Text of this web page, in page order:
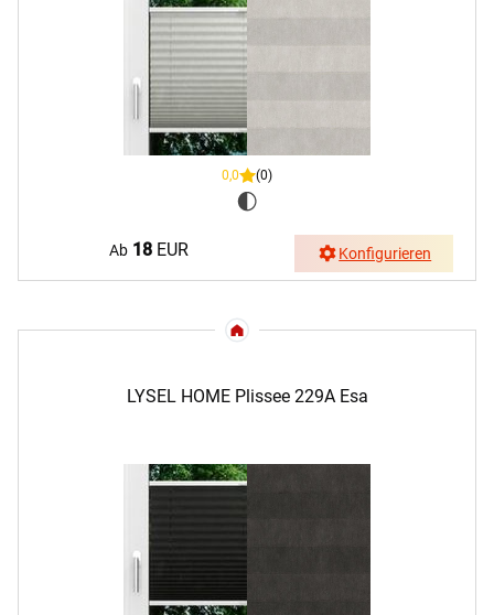
0,0 (0)
Ab 18 EUR Konfigurieren
LYSEL HOME Plissee 229A Esa